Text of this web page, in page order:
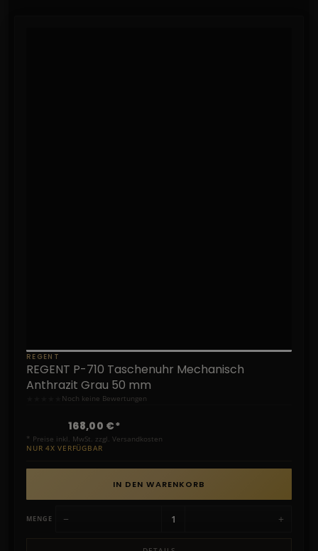
REGENT
REGENT P-710 Taschenuhr Mechanisch
Anthrazit Grau 50 mm
Noch keine Bewertungen
168,00 €*
* Preise inkl. MwSt. zzgl. Versandkosten
NUR 4X VERFÜGBAR
MENGE − +
IN DEN WARENKORB